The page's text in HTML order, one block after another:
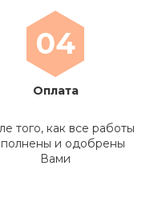
04
Оплата
того, как все работы
и одобрены
Вами